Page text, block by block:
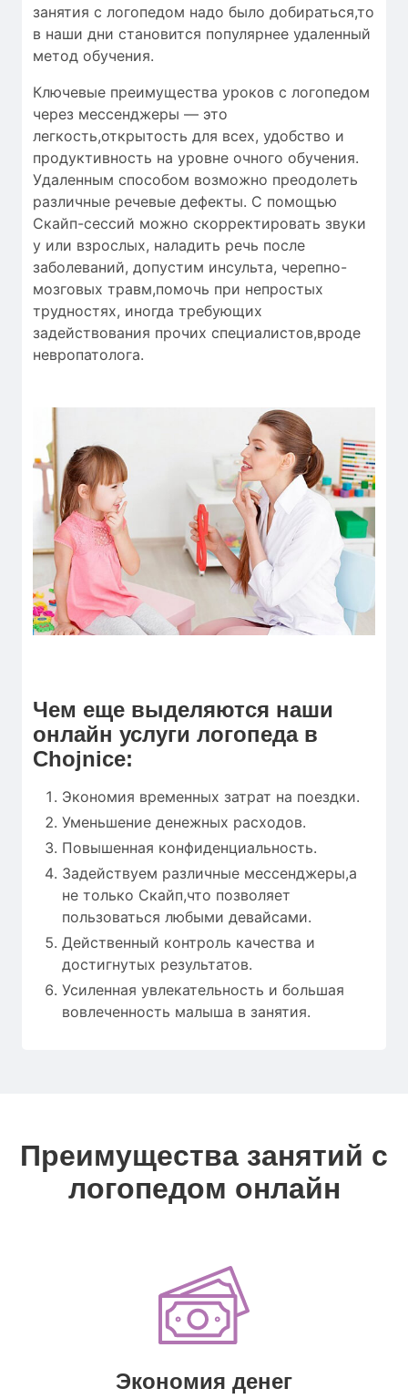
занятия с логопедом надо было добираться,то
в наши дни становится популярнее удаленный
метод обучения.
Ключевые преимущества уроков с логопедом
через мессенджеры — это
легкость,открытость для всех, удобство и
продуктивность на уровне очного обучения.
Удаленным способом возможно преодолеть
различные речевые дефекты. С помощью
Скайп-сессий можно скорректировать звуки
у или взрослых, наладить речь после
заболеваний, допустим инсульта, черепно-
мозговых травм,помочь при непростых
трудностях, иногда требующих
задействования прочих специалистов,вроде
невропатолога.
Чем еще выделяются наши
онлайн услуги логопеда в
Chojnice:
Экономия временных затрат на поездки.
Уменьшение денежных расходов.
Повышенная конфиденциальность.
Задействуем различные мессенджеры,а
не только Скайп,что позволяет
пользоваться любыми девайсами.
Действенный контроль качества и
достигнутых результатов.
Усиленная увлекательность и большая
вовлеченность малыша в занятия.
Преимущества занятий с
логопедом онлайн
Экономия денег